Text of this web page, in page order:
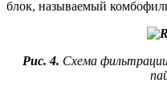
блок, называемый
Рис. 4. Схема